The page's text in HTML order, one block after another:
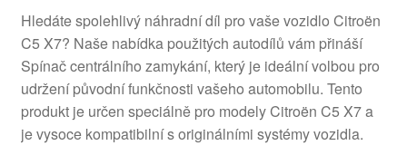
Hledáte spolehlivý náhradní díl pro vaše vozidlo Citroën
C5 X7? Naše nabídka použitých autodílů vám přináší
Spínač centrálního zamykání, který je ideální volbou pro
udržení původní funkčnosti vašeho automobilu. Tento
produkt je určen speciálně pro modely Citroën C5 X7 a
je vysoce kompatibilní s originálními systémy vozidla.